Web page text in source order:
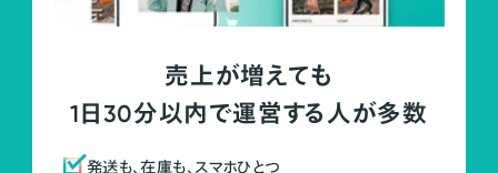
売上が増えても
1日30分以内で運営する人が多数
発送も、在庫も、スマホひとつ